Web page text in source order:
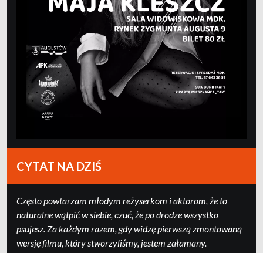
CYTAT NA DZIŚ
Często powtarzam młodym reżyserkom i aktorom, że to
naturalne wątpić w siebie, czuć, że po drodze wszystko
psujesz. Za każdym razem, gdy widzę pierwszą zmontowaną
wersję filmu, który stworzyliśmy, jestem załamany.